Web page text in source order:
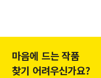
마음에 드는 작품
찾기 어려우신가요?